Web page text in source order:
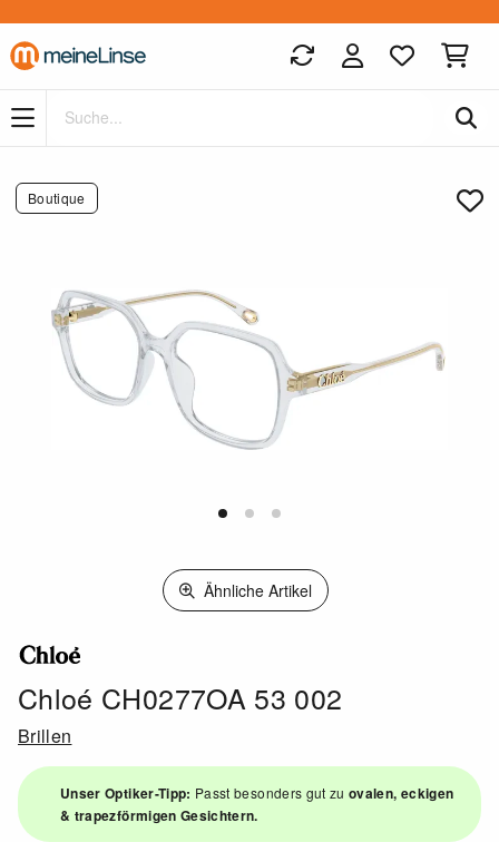
Zum Hauptinhalt springen
Boutique
Ähnliche Artikel
Chloé CH0277OA 53 002
Brillen
Unser Optiker-Tipp: Passt besonders gut zuovalen, eckigen
& trapezförmigen Gesichtern.